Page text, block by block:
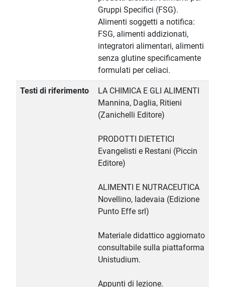
Gruppi Specifici (FSG).
Alimenti soggetti a notifica:
FSG, alimenti addizionati,
integratori alimentari, alimenti
senza glutine specificamente
formulati per celiaci.
Testi di riferimento
LA CHIMICA E GLI ALIMENTI
Mannina, Daglia, Ritieni
(Zanichelli Editore)
PRODOTTI DIETETICI
Evangelisti e Restani (Piccin
Editore)
ALIMENTI E NUTRACEUTICA
Novellino, Iadevaia (Edizione
Punto Effe srl)
Materiale didattico aggiornato
consultabile sulla piattaforma
Unistudium.
Appunti di lezione.